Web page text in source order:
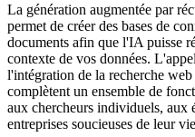
La génération augmentée par
permet de créer des bases de
documents afin que l'IA puisse
contexte de vos données.
l'intégration de la recherche
complètent un ensemble de
aux chercheurs individuels, aux
entreprises soucieuses de leur